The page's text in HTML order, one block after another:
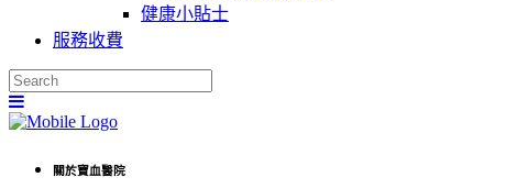
健康小貼士
服務收費
關於寶血醫院